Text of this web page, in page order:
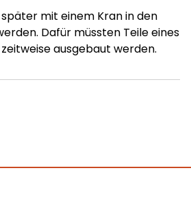
mit einem Kran in den
Dafür müssten Teile eines
ausgebaut werden.